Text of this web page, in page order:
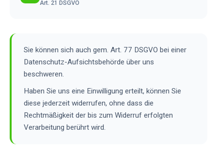
Art. 21 DSGVO
Sie können sich auch gem. Art. 77 DSGVO bei einer
Datenschutz-Aufsichtsbehörde über uns
beschweren.
Haben Sie uns eine Einwilligung erteilt, können Sie
diese jederzeit widerrufen, ohne dass die
Rechtmäßigkeit der bis zum Widerruf erfolgten
Verarbeitung berührt wird.